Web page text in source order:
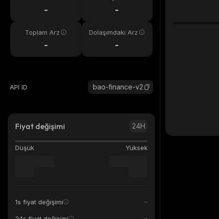
- -
Toplam Arz
-
Dolaşımdaki Arz
-
API ID bao-finance-v2
Fiyat değişimi 24H
Düşük Yüksek
1s fiyat değişimi